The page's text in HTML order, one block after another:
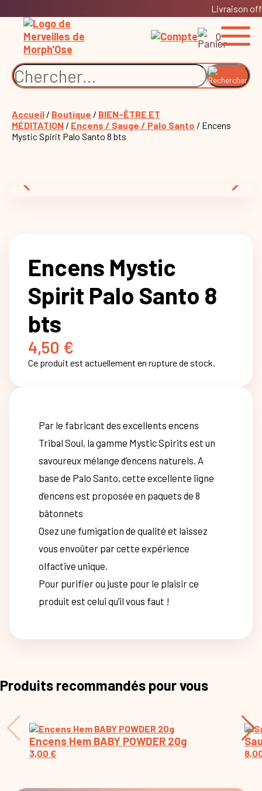
Livraison
0
Accueil / Boutique / BIEN-ÊTRE ET
MÉDITATION / Encens / Sauge / Palo Santo / Encens
Mystic Spirit Palo Santo 8 bts
Encens Mystic
Spirit Palo Santo 8
bts
4,50 €
Ce produit est actuellement en rupture de stock.
Par le fabricant des excellents encens
Tribal Soul, la gamme Mystic Spirits est un
savoureux mélange d’encens naturels. A
base de Palo Santo, cette excellente ligne
d’encens est proposée en paquets de 8
bâtonnets
Osez une fumigation de qualité et laissez
vous envoûter par cette expérience
olfactive unique.
Pour purifier ou juste pour le plaisir ce
produit est celui qu’il vous faut !
Produits recommandés pour vous
Encens Hem BABY POWDER 20g
3,00 €